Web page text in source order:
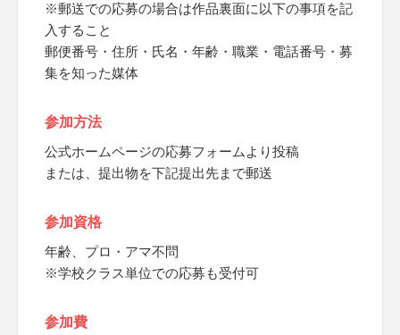
※郵送での応募の場合は作品裏面に以下の事項を記
入すること
郵便番号・住所・氏名・年齢・職業・電話番号・募
集を知った媒体
参加方法
公式ホームページの応募フォームより投稿
または、提出物を下記提出先まで郵送
参加資格
年齢、プロ・アマ不問
※学校クラス単位での応募も受付可
参加費